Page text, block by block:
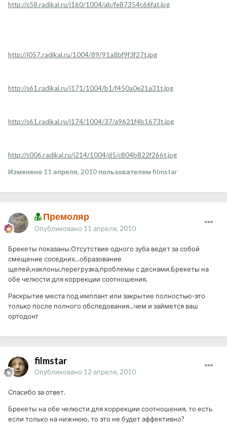
http://s58.radikal.ru/i160/1004/ab/fe87354c66fat.jpg
http://i057.radikal.ru/1004/89/91a8bf9f3f27t.jpg
http://s61.radikal.ru/i171/1004/b1/f450a0e21a31t.jpg
http://s61.radikal.ru/i174/1004/37/a9621f4b1673t.jpg
http://s006.radikal.ru/i214/1004/d5/c804b822f266t.jpg
Изменено 11 апреля, 2010пользователем filmstar
Премоляр
Опубликовано 11 апреля, 2010
Брекеты показаны.Отсутствие одного зуба ведет за собой
смещение соседних...образование
щелей,наклоны,перегрузка,проблемы с деснами.Брекеты на
обе челюсти для коррекции соотношения.
Раскрытие места под имплант или закрытие полностью-это
только после полного обследования...чем и займется ваш
ортодонт
filmstar
Опубликовано 12 апреля, 2010
Спасибо за ответ.
Брекеты на обе челюсти для коррекции соотношения, то есть
если только на нижнюю, то это не будет эффективно?